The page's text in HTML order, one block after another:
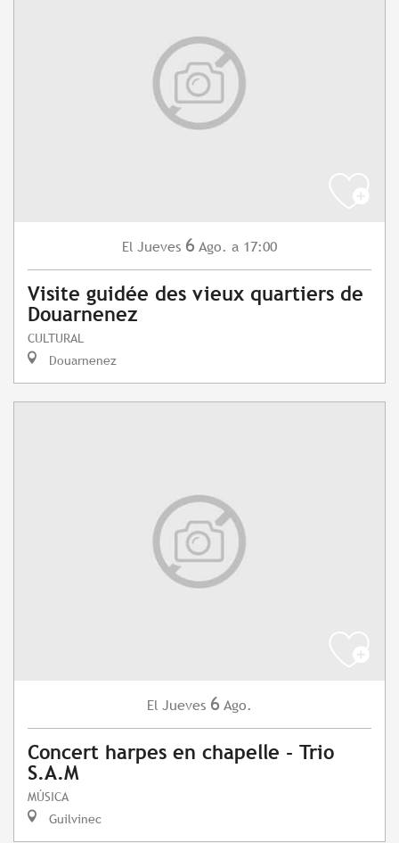
El Jueves 6 Ago. a 17:00
Visite guidée des vieux quartiers de
Douarnenez
CULTURAL
Douarnenez
El Jueves 6 Ago.
Concert harpes en chapelle - Trio
S.A.M
MÚSICA
Guilvinec